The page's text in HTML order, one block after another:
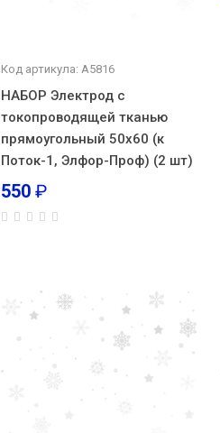
Код артикула: А5816
НАБОР Электрод с
токопроводящей тканью
прямоугольный 50х60 (к
Поток-1, Элфор-Проф) (2 шт)
550 ₽